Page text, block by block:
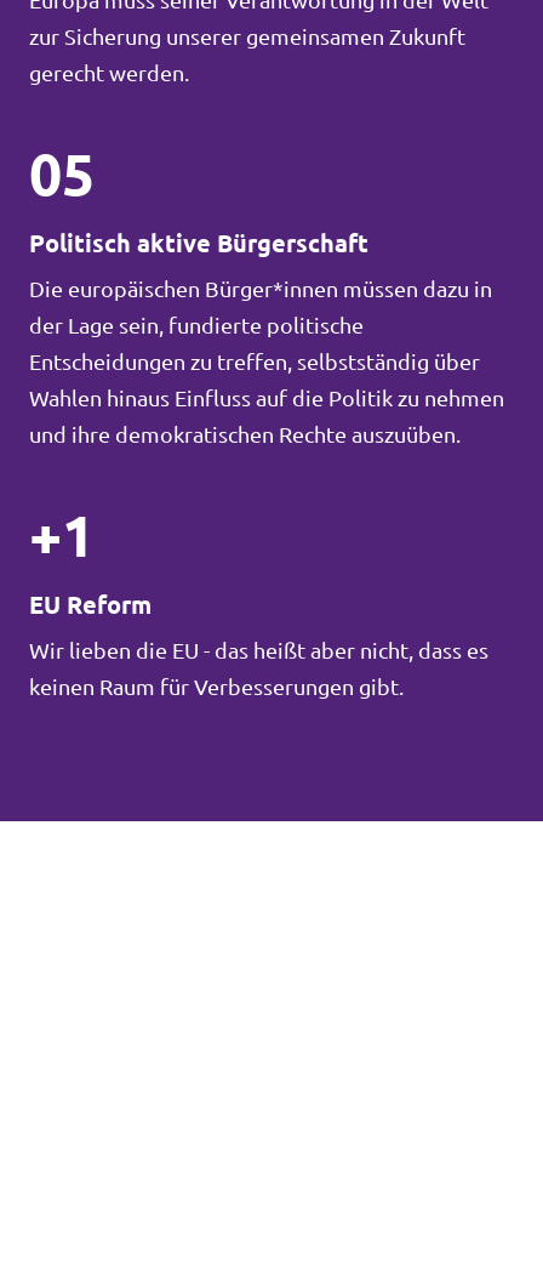
zur Sicherung unserer gemeinsamen Zukunft
gerecht werden.
05
Politisch aktive Bürgerschaft
Die europäischen Bürger*innen müssen dazu in
der Lage sein, fundierte politische
Entscheidungen zu treffen, selbstständig über
Wahlen hinaus Einfluss auf die Politik zu nehmen
und ihre demokratischen Rechte auszuüben.
+1
EU Reform
Wir lieben die EU - das heißt aber nicht, dass es
keinen Raum für Verbesserungen gibt.